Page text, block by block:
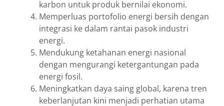
karbon untuk produk bernilai ekonomi.
Memperluas portofolio energi bersih dengan
integrasi ke dalam rantai pasok industri
energi.
Mendukung ketahanan energi nasional
dengan mengurangi ketergantungan pada
energi fosil.
Meningkatkan daya saing global, karena tren
keberlanjutan kini menjadi perhatian utama